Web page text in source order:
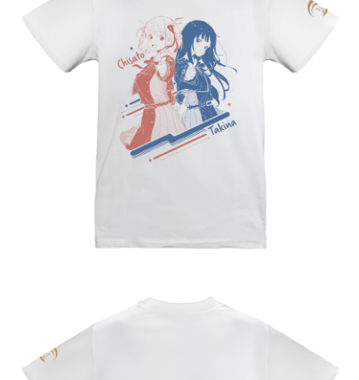
每筆NT$65，滿NT$1,300(含以上)免運費
(不開放使用，請勿選取）
每筆NT$9,999
每筆NT$65，滿NT$1,300(含以上)免運費
宅配-木棉花樂園專用
宅配-離島(澎湖/金門/馬祖)-木棉花樂園專用